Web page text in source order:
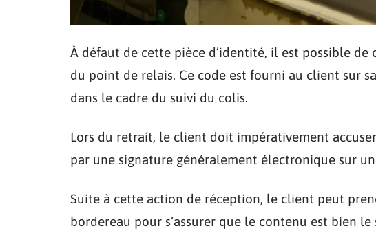
À défaut de cette pièce d’identité, il est possible
du point de relais. Ce code est fourni au client sur
dans le cadre du suivi du colis.
Lors du retrait, le client doit impérativement
par une signature généralement électronique sur
Suite à cette action de réception, le client peut
bordereau pour s’assurer que le contenu est bien